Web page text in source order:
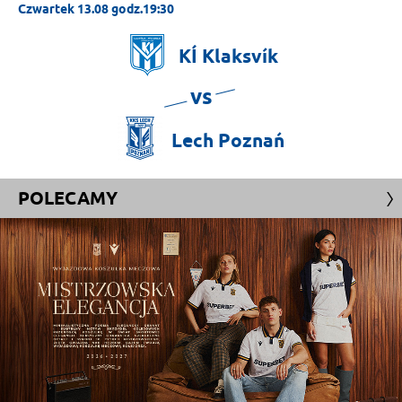
Czwartek 13.08 godz.19:30
KÍ Klaksvík
vs
Lech Poznań
POLECAMY